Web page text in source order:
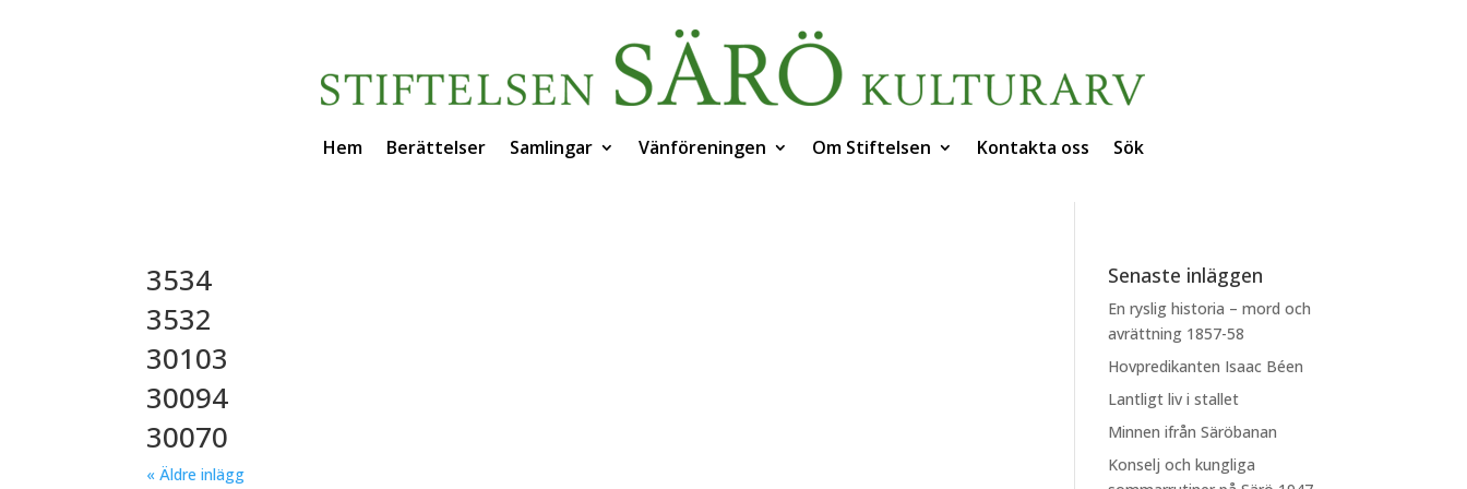
Hem Berättelser Samlingar Vänföreningen Om Stiftelsen Kontakta oss Sök
3534
3532
30103
30094
30070
« Äldre inlägg
Senaste inläggen
En ryslig historia – mord och
avrättning 1857-58
Hovpredikanten Isaac Béen
Lantligt liv i stallet
Minnen ifrån Säröbanan
Konselj och kungliga